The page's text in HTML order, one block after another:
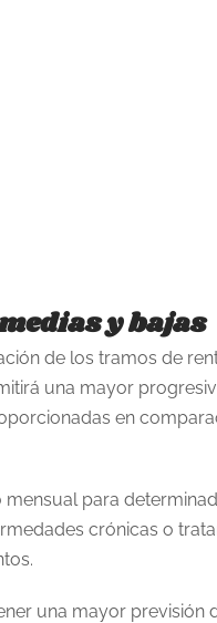
y bajas
de los tramos de
una mayor
en
para
crónicas o
una mayor previsión